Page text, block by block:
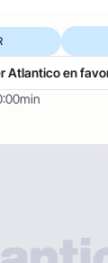
Atlantico en